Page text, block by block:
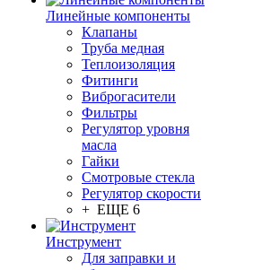
Линейные компоненты
Клапаны
Труба медная
Теплоизоляция
Фитинги
Виброгасители
Фильтры
Регулятор уровня
масла
Гайки
Смотровые стекла
Регулятор скорости
+ ЕЩЕ 6
Инструмент
Для заправки и